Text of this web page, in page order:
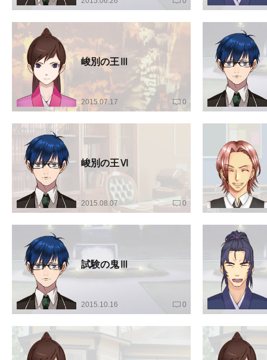
峻別の王Ⅲ
2015.07.17 0
峻別の王Ⅵ
2015.08.07 0
試験の鬼Ⅲ
2015.10.16 0